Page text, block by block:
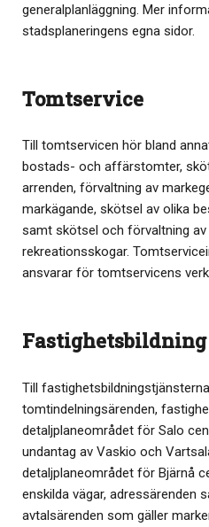
generalplanläggning. Mer
stadsplaneringens egna sidor.
Tomtservice
Till tomtservicen hör bland
bostads- och affärstomter,
arrenden, förvaltning av
markägande, skötsel av olika
samt skötsel och förvaltning
rekreationsskogar.
ansvarar för tomtservicens
Fastighetsbildning
Till
tomtindelningsärenden,
detaljplaneområdet för Salo
undantag av Vaskio och
detaljplaneområdet för Bjärnå
enskilda vägar, adressärenden
avtalsärenden som gäller